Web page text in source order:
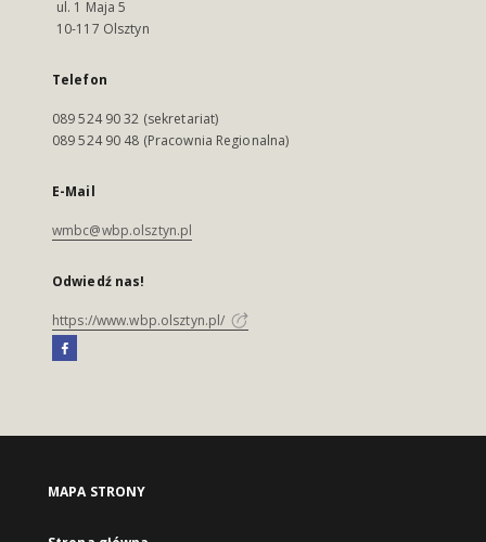
ul. 1 Maja 5
10-117 Olsztyn
Telefon
089 524 90 32 (sekretariat)
089 524 90 48 (Pracownia Regionalna)
E-Mail
wmbc@wbp.olsztyn.pl
Odwiedź nas!
https://www.wbp.olsztyn.pl/
MAPA STRONY